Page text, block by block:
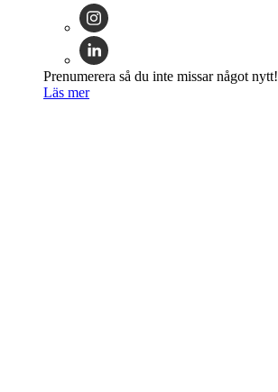
Prenumerera så du inte missar något nytt!
Läs mer